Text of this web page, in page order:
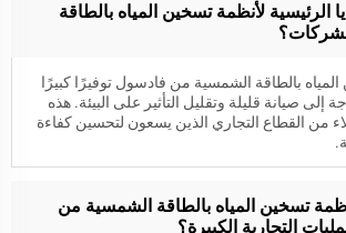
الرئيسية لأنظمة تسخين المياه بالطاقة
بالطاقة الشمسية من فادسول توفيرًا كبيرًا
إلى صيانة قليلة وتقليل التأثير على البيئة. هذه
من القطاع التجاري الذين يسعون لتحسين كفاءة
تسخين المياه بالطاقة الشمسية من
التجارية الكبيرة؟